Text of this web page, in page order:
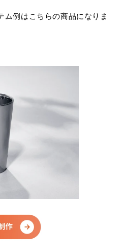
ム例はこちらの商品になりま